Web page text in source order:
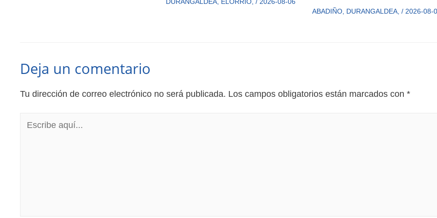
DURANGALDEA, ELORRIO,/2026-08-06
ABADIÑO, DURANGALDEA, / 2026-08-
Deja un comentario
Tu dirección de correo electrónico no será publicada. Los campos obligatorios están marcados con *